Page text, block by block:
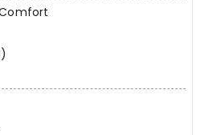
Comfort